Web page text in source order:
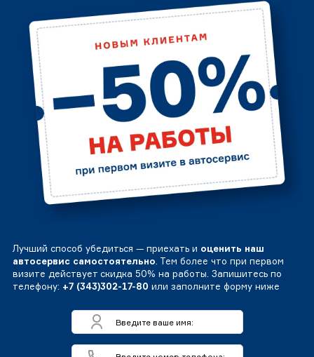
Лучший способ убедиться — приехать и оценить наш
автосервис самостоятельно. Тем более что при первом
визите действует скидка 50% на работы. Запишитесь по
телефону: +7 (343)302-17-80 или заполните форму ниже